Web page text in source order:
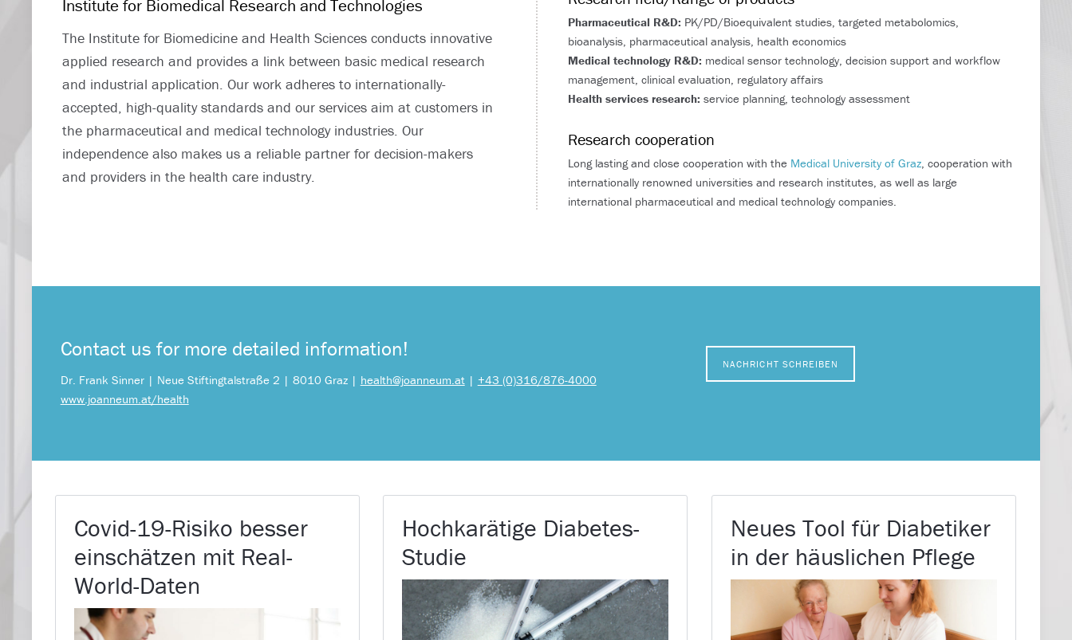
Institute for Biomedical Research and Technologies
The Institute for Biomedicine and Health Sciences conducts innovative
applied research and provides a link between basic medical research
and industrial application. Our work adheres to internationally-
accepted, high-quality standards and our services aim at customers in
the pharmaceutical and medical technology industries. Our
independence also makes us a reliable partner for decision-makers
and providers in the health care industry.
Pharmaceutical R&D: PK/PD/Bioequivalent studies, targeted metabolomics,
bioanalysis, pharmaceutical analysis, health economics
Medical technology R&D: medical sensor technology, decision support and workflow
management, clinical evaluation, regulatory affairs
Health services research: service planning, technology assessment
Research cooperation
Long lasting and close cooperation with the Medical University of Graz, cooperation with
internationally renowned universities and research institutes, as well as large
international pharmaceutical and medical technology companies.
Contact us for more detailed information!
Dr. Frank Sinner | Neue Stiftingtalstraße 2 | 8010 Graz | health@joanneum.at| +43 (0)316/876-4000
www.joanneum.at/health
NACHRICHT SCHREIBEN
Covid-19-Risiko besser
einschätzen mit Real-
World-Daten
Hochkarätige Diabetes-
Studie
Neues Tool für Diabetiker
in der häuslichen Pflege